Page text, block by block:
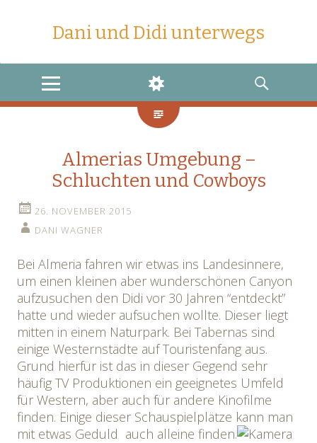
Dani und Didi unterwegs
MENU
WIDGETS
SEARCH
Almerias Umgebung –
Schluchten und Cowboys
26. NOVEMBER 2015
DANI WAGNER
Bei Almeria fahren wir etwas ins Landesinnere,
um einen kleinen aber wunderschönen Canyon
aufzusuchen den Didi vor 30 Jahren “entdeckt”
hatte und wieder aufsuchen wollte. Dieser liegt
mitten in einem Naturpark. Bei Tabernas sind
einige Westernstädte auf Touristenfang aus.
Grund hierfür ist das in dieser Gegend sehr
häufig TV Produktionen ein geeignetes Umfeld
für Western, aber auch für andere Kinofilme
finden. Einige dieser Schauspielplätze kann man
mit etwas Geduld auch alleine finden.